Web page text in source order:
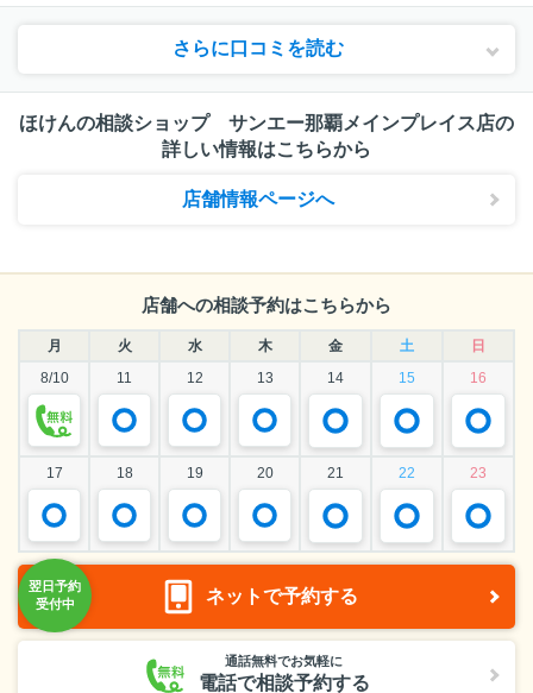
さらに口コミを読む
ほけんの相談ショップ サンエー那覇メインプレイス店の
詳しい情報はこちらから
店舗情報ページへ
店舗への相談予約はこちらから
月 火 水 木 金 土
日
8/10
11 12 13 14 15 16
17 18 19 20 21 22 23
ネットで予約する
通話無料でお気軽に
電話で相談予約する